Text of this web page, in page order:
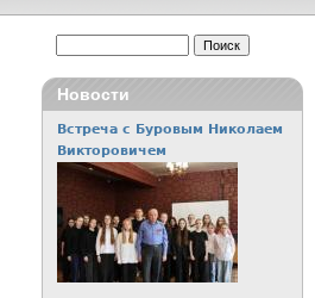
Новости
Встреча с Буровым Николаем
Викторовичем